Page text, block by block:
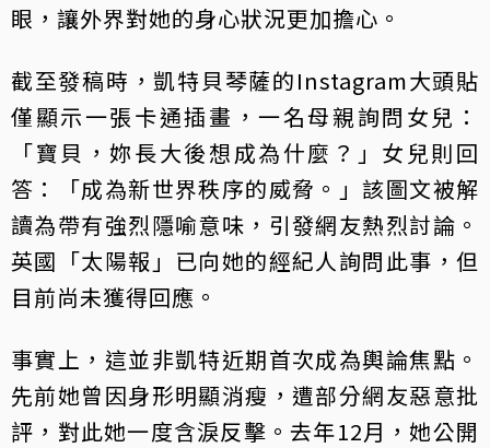
眼，讓外界對她的身心狀況更加擔心。
截至發稿時，凱特貝琴薩的Instagram大頭貼
僅顯示一張卡通插畫，一名母親詢問女兒：
「寶貝，妳長大後想成為什麼？」女兒則回
答：「成為新世界秩序的威脅。」該圖文被解
讀為帶有強烈隱喻意味，引發網友熱烈討論。
英國「太陽報」已向她的經紀人詢問此事，但
目前尚未獲得回應。
事實上，這並非凱特近期首次成為輿論焦點。
先前她曾因身形明顯消瘦，遭部分網友惡意批
評，對此她一度含淚反擊。去年12月，她公開